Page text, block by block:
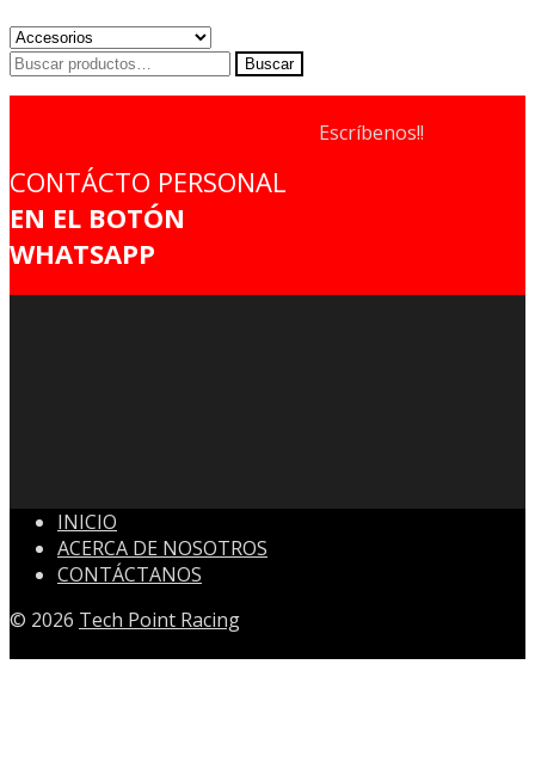
Buscar
Buscar
CONTÁCTO PERSONAL
EN EL BOTÓN
WHATSAPP
Escríbenos!!
INICIO
ACERCA DE NOSOTROS
CONTÁCTANOS
© 2026 Tech Point Racing